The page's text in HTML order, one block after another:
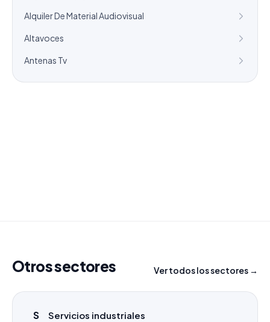
Alquiler De Material Audiovisual
Altavoces
Antenas Tv
Otros sectores Ver todos los sectores →
S Servicios industriales